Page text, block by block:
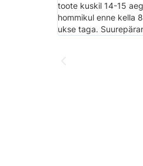
toote kuskil 14-15
hommikul enne kella
ukse taga.